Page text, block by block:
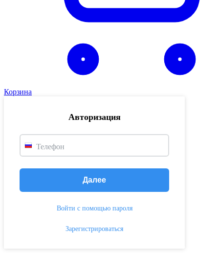
Корзина
Авторизация
Телефон
Далее
Войти с помощью пароля
Зарегистрироваться